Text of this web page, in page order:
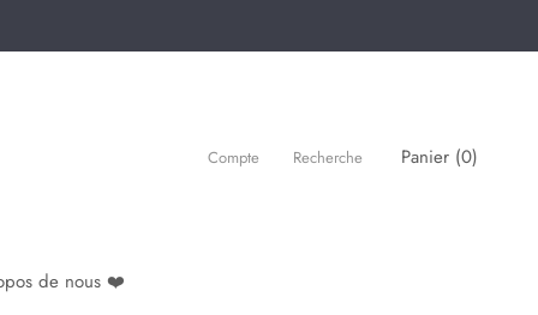
de nous ❤️
Compte Recherche Panier (0)